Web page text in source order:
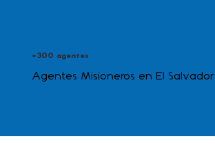
Agentes Misioneros en El Salvador
+300 agentes